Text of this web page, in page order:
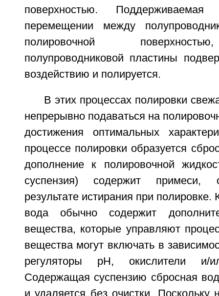
поверхностью.
перемещении между
полировочной
полупроводниковой пластины
воздействию и полируется.
В этих процессах полировки
непрерывно подаваться на
достижения оптимальных
процессе полировки образуется
дополнение к полировочной
суспензия) содержит примеси,
результате истирания при полировке.
вода обычно содержит
вещества, которые управляют
вещества могут включать в
регуляторы pH, окислители и/
Содержащая суспензию сбросная
и удаляется без очистки. Поскольку